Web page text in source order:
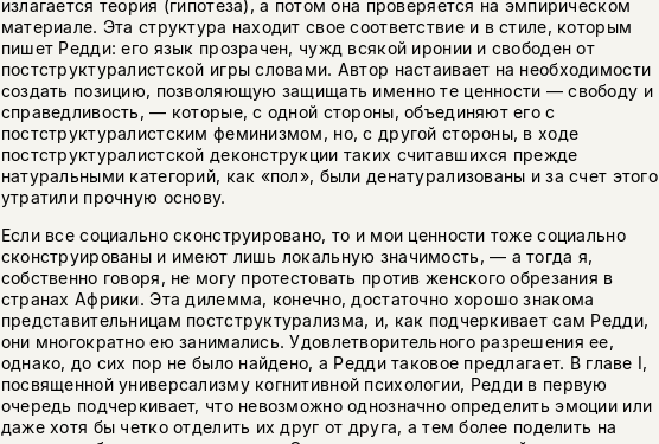
излагается теория (гипотеза), а потом она проверяется на эмпирическом
материале. Эта структура находит свое соответствие и в стиле, которым
пишет Редди: его язык прозрачен, чужд всякой иронии и свободен от
постструктуралистской игры словами. Автор настаивает на необходимости
создать позицию, позволяющую защищать именно те ценности — свободу и
справедливость, — которые, с одной стороны, объединяют его с
постструктуралистским феминизмом, но, с другой стороны, в ходе
постструктуралистской деконструкции таких считавшихся прежде
натуральными категорий, как «пол», были денатурализованы и за счет этого
утратили прочную основу.
Если все социально сконструировано, то и мои ценности тоже социально
сконструированы и имеют лишь локальную значимость, — а тогда я,
собственно говоря, не могу протестовать против женского обрезания в
странах Африки. Эта дилемма, конечно, достаточно хорошо знакома
представительницам постструктурализма, и, как подчеркивает сам Редди,
они многократно ею занимались. Удовлетворительного разрешения ее,
однако, до сих пор не было найдено, а Редди таковое предлагает. В главе I,
посвященной универсализму когнитивной психологии, Редди в первую
очередь подчеркивает, что невозможно однозначно определить эмоции или
даже хотя бы четко отделить их друг от друга, а тем более поделить на